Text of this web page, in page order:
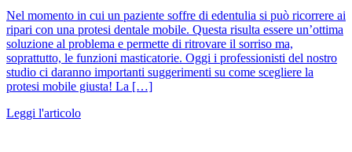
Nel momento in cui un paziente soffre di edentulia si può ricorrere ai
ripari con una protesi dentale mobile. Questa risulta essere un’ottima
soluzione al problema e permette di ritrovare il sorriso ma,
soprattutto, le funzioni masticatorie. Oggi i professionisti del nostro
studio ci daranno importanti suggerimenti su come scegliere la
protesi mobile giusta! La […]
Leggi l'articolo